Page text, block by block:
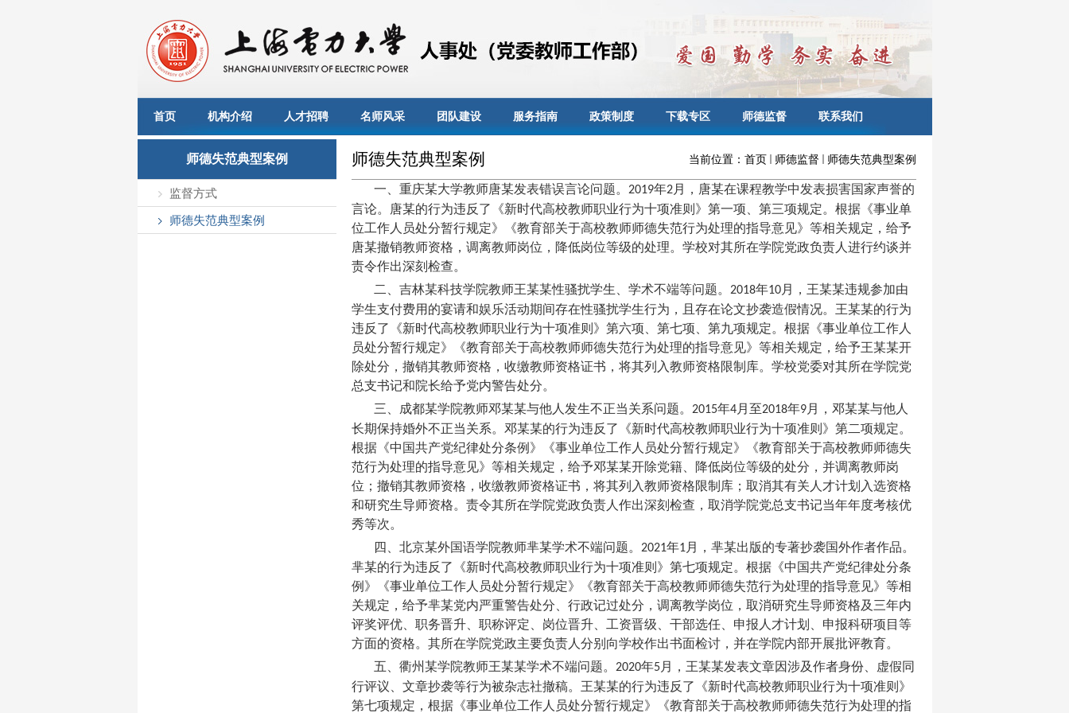
首页 机构介绍 人才招聘 名师风采 团队建设 服务指南 政策制度 下载专区 师德监督 联系我们
师德失范典型案例
监督方式
师德失范典型案例
师德失范典型案例 当前位置： 首页 师德监督 师德失范典型案例
一、重庆某大学教师唐某发表错误言论问题。 2019年2月，唐某在课程教学中发表损害国家声誉的
言论。唐某的行为违反了《新时代高校教师职业行为十项准则》第一项、第三项规定。根据《事业单
位工作人员处分暂行规定》《教育部关于高校教师师德失范行为处理的指导意见》等相关规定，给予
唐某撤销教师资格，调离教师岗位，降低岗位等级的处理。学校对其所在学院党政负责人进行约谈并
责令作出深刻检查。
二、吉林某科技学院教师王某某性骚扰学生、学术不端等问题。 2018年10月，王某某违规参加由
学生支付费用的宴请和娱乐活动期间存在性骚扰学生行为，且存在论文抄袭造假情况。王某某的行为
违反了《新时代高校教师职业行为十项准则》第六项、第七项、第九项规定。根据《事业单位工作人
员处分暂行规定》《教育部关于高校教师师德失范行为处理的指导意见》等相关规定，给予王某某开
除处分，撤销其教师资格，收缴教师资格证书，将其列入教师资格限制库。学校党委对其所在学院党
总支书记和院长给予党内警告处分。
三、成都某学院教师邓某某与他人发生不正当关系问题。 2015年4月至2018年9月，邓某某与他人
长期保持婚外不正当关系。邓某某的行为违反了《新时代高校教师职业行为十项准则》第二项规定。
根据《中国共产党纪律处分条例》《事业单位工作人员处分暂行规定》《教育部关于高校教师师德失
范行为处理的指导意见》等相关规定，给予邓某某开除党籍、降低岗位等级的处分，并调离教师岗
位；撤销其教师资格，收缴教师资格证书，将其列入教师资格限制库；取消其有关人才计划入选资格
和研究生导师资格。责令其所在学院党政负责人作出深刻检查，取消学院党总支书记当年年度考核优
秀等次。
四、北京某外国语学院教师芈某学术不端问题。 2021年1 月，芈某出版的专著抄袭国外作者作品。
芈某的行为违反了《新时代高校教师职业行为十项准则》第七项规定。根据《中国共产党纪律处分条
例》《事业单位工作人员处分暂行规定》《教育部关于高校教师师德失范行为处理的指导意见》等相
关规定，给予芈某党内严重警告处分、行政记过处分，调离教学岗位，取消研究生导师资格及三年内
评奖评优、职务晋升、职称评定、岗位晋升、工资晋级、干部选任、申报人才计划、申报科研项目等
方面的资格。其所在学院党政主要负责人分别向学校作出书面检讨，并在学院内部开展批评教育。
五、衢州某学院教师王某某学术不端问题。 2020年5月，王某某发表文章因涉及作者身份、虚假同
行评议、文章抄袭等行为被杂志社撤稿。王某某的行为违反了《新时代高校教师职业行为十项准则》
第七项规定，根据《事业单位工作人员处分暂行规定》《教育部关于高校教师师德失范行为处理的指